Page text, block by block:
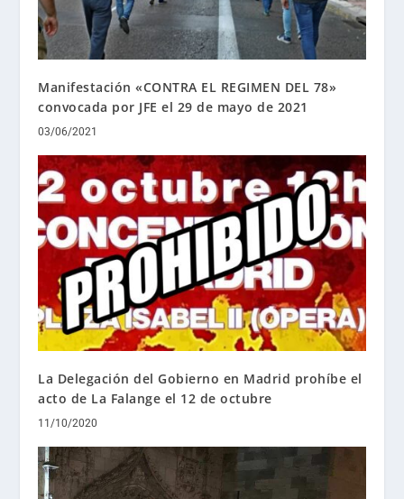
Manifestación «CONTRA EL REGIMEN DEL 78»
convocada por JFE el 29 de mayo de 2021
03/06/2021
La Delegación del Gobierno en Madrid prohíbe el
acto de La Falange el 12 de octubre
11/10/2020